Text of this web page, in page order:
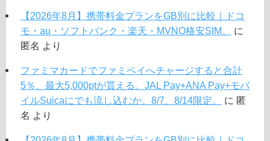
【2026年8月】携帯料金プランをGB別に比較｜ドコ
モ・au・ソフトバンク・楽天・MVNO格安SIM。
に
匿名 より
ファミマカードでファミペイへチャージすると合計
5％、最大5,000ptが貰える。JAL Pay+ANA Pay+モバ
イルSuicaにでも流し込むか。8/7、8/14限定。
に 匿
名 より